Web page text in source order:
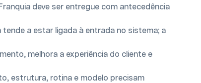
deve ser entregue com antecedência
tende a estar ligada à entrada no sistema; a
melhora a experiência do cliente e
estrutura, rotina e modelo precisam